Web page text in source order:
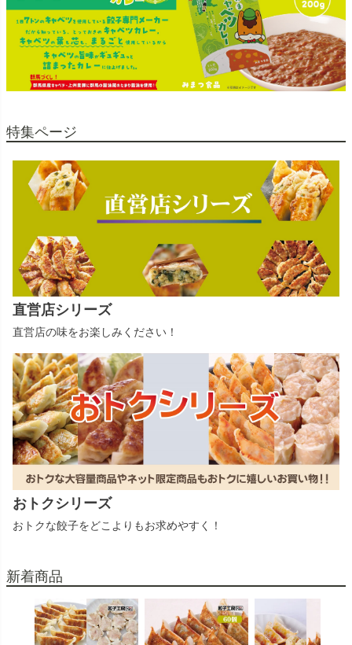
特集ページ
直営店シリーズ
直営店の味をお楽しみください！
おトクシリーズ
おトクな餃子をどこよりもお求めやすく！
新着商品